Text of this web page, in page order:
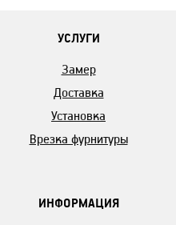
УСЛУГИ
Замер
Доставка
Установка
Врезка фурнитуры
ИНФОРМАЦИЯ